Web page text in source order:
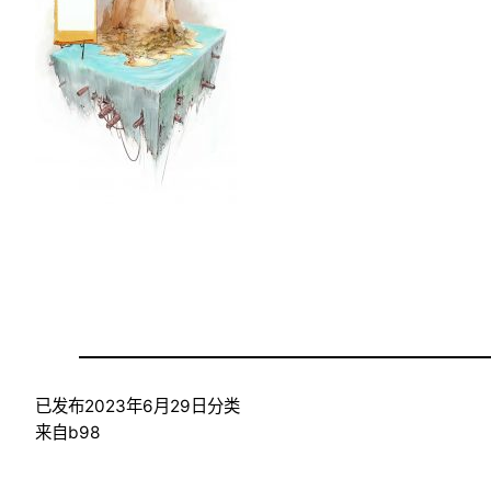
已发布2023年6月29日 分类
来自b98